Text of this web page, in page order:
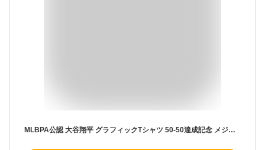
MLBPA公認 大谷翔平 グラフィックTシャツ 50-50達成記念 メジャーリーグベースボール選手会公式ライセンス MLB選手協会 Tシャツ 応援 グッズ メンズ レディース 男性 女性 コレクター アメリカ 直輸入品 大谷 翔平 Shohei Ohtani ブルー S M L XL USAサイズ 半袖 大谷Tシャツ